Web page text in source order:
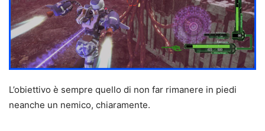
L’obiettivo è sempre quello di non far rimanere in piedi
neanche un nemico, chiaramente.